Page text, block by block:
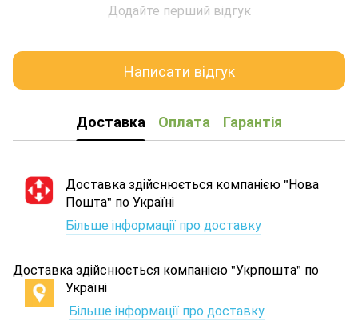
Додайте перший відгук
Написати відгук
Доставка Оплата Гарантія
Доставка здійснюється компанією "Нова
Пошта" по Україні
Більше інформації про доставку
Доставка здійснюється компанією "Укрпошта" по
Україні
Більше інформації про доставку